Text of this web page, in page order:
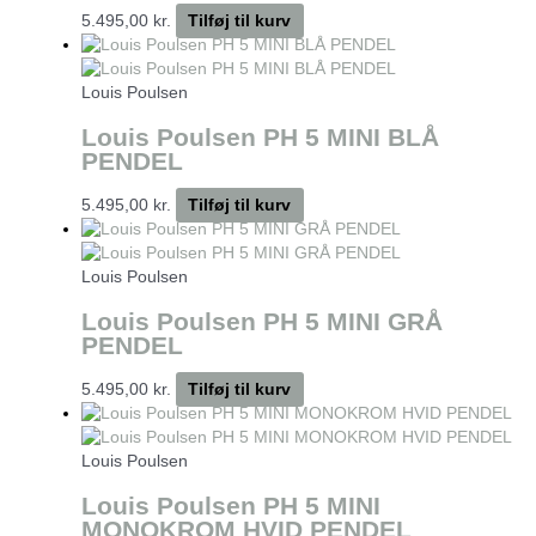
5.495,00 kr. Tilføj til kurv
Louis Poulsen
Louis Poulsen PH 5 MINI BLÅ
PENDEL
5.495,00 kr. Tilføj til kurv
Louis Poulsen
Louis Poulsen PH 5 MINI GRÅ
PENDEL
5.495,00 kr. Tilføj til kurv
Louis Poulsen
Louis Poulsen PH 5 MINI
MONOKROM HVID PENDEL